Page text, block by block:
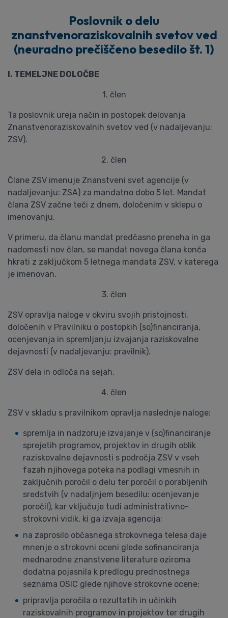
Poslovnik o delu
znanstvenoraziskovalnih svetov ved
(neuradno prečiščeno besedilo št. 1)
I. TEMELJNE DOLOČBE
1. člen
Ta poslovnik ureja način in postopek delovanja
Znanstvenoraziskovalnih svetov ved (v nadaljevanju:
ZSV).
2. člen
Člane ZSV imenuje Znanstveni svet agencije (v
nadaljevanju: ZSA) za mandatno dobo 5 let. Mandat
člana ZSV začne teči z dnem, določenim v sklepu o
imenovanju.
V primeru, da članu mandat predčasno preneha in ga
nadomesti nov član, se mandat novega člana konča
hkrati z zaključkom 5 letnega mandata ZSV, v katerega
je imenovan.
3. člen
ZSV opravlja naloge v okviru svojih pristojnosti,
določenih v Pravilniku o postopkih (so)financiranja,
ocenjevanja in spremljanju izvajanja raziskovalne
dejavnosti (v nadaljevanju: pravilnik).
ZSV dela in odloča na sejah.
4. člen
ZSV v skladu s pravilnikom opravlja naslednje naloge:
spremlja in nadzoruje izvajanje v (so)financiranje
sprejetih programov, projektov in drugih oblik
raziskovalne dejavnosti s področja ZSV v vseh
fazah njihovega poteka na podlagi vmesnih in
zaključnih poročil o delu ter poročil o porabljenih
sredstvih (v nadaljnjem besedilu: ocenjevanje
poročil), kar vključuje tudi administrativno-
strokovni vidik, ki ga izvaja agencija;
na zaprosilo občasnega strokovnega telesa daje
mnenje o strokovni oceni glede sofinanciranja
mednarodne znanstvene literature oziroma
dodatna pojasnila k predlogu prednostnega
seznama OSIC glede njihove strokovne ocene;
pripravlja poročila o rezultatih in učinkih
raziskovalnih programov in projektov ter drugih